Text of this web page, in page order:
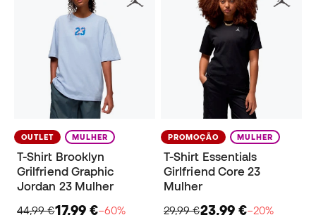
OUTLET MULHER
T-Shirt Brooklyn
Grilfriend Graphic
Jordan 23 Mulher
44,99 €17,99 €−60%
PROMOÇÃO MULHER
T-Shirt Essentials
Girlfriend Core 23
Mulher
29,99 €23,99 €−20%